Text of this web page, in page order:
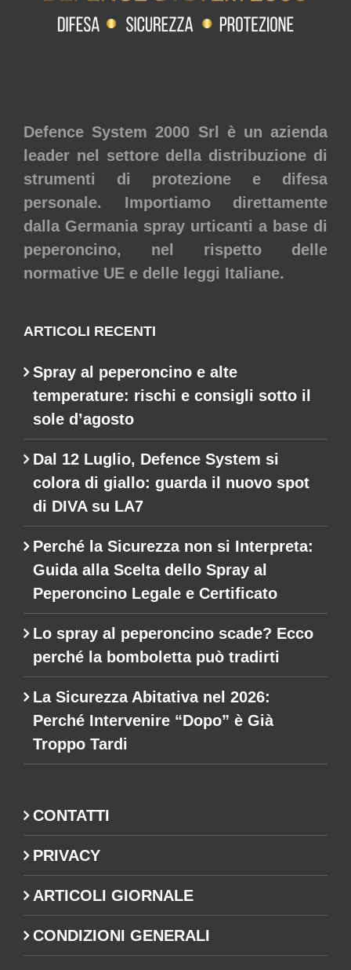
Defence System 2000 Srl è un azienda
leader nel settore della distribuzione di
strumenti di protezione e difesa
personale. Importiamo direttamente
dalla Germania spray urticanti a base di
peperoncino, nel rispetto delle
normative UE e delle leggi Italiane.
ARTICOLI RECENTI
Spray al peperoncino e alte
temperature: rischi e consigli sotto il
sole d’agosto
Dal 12 Luglio, Defence System si
colora di giallo: guarda il nuovo spot
di DIVA su LA7
Perché la Sicurezza non si Interpreta:
Guida alla Scelta dello Spray al
Peperoncino Legale e Certificato
Lo spray al peperoncino scade? Ecco
perché la bomboletta può tradirti
La Sicurezza Abitativa nel 2026:
Perché Intervenire “Dopo” è Già
Troppo Tardi
CONTATTI
PRIVACY
ARTICOLI GIORNALE
CONDIZIONI GENERALI